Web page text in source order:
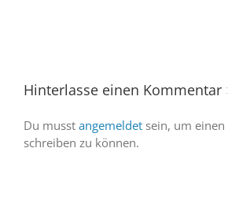
dabei
Hinterlasse einen Kommentar
Du musst angemeldet sein, um
schreiben zu können.